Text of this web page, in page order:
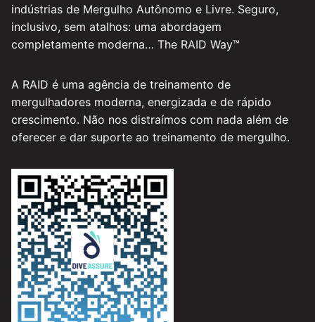
indústrias de Mergulho Autônomo e Livre. Seguro,
inclusivo, sem atalhos: uma abordagem
completamente moderna… The RAID Way™
A RAID é uma agência de treinamento de
mergulhadores moderna, energizada e de rápido
crescimento. Não nos distraímos com nada além de
oferecer e dar suporte ao treinamento de mergulho.